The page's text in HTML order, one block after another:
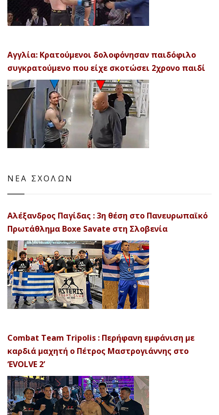
Αγγλία: Κρατούμενοι δολοφόνησαν παιδόφιλο
συγκρατούμενο που είχε σκοτώσει 2χρονο παιδί
ΝΕΑ ΣΧΟΛΩΝ
Αλέξανδρος Παγίδας : 3η θέση στο Πανευρωπαϊκό
Πρωτάθλημα Boxe Savate στη Σλοβενία
Combat Team Tripolis : Περήφανη εμφάνιση με
καρδιά μαχητή ο Πέτρος Μαστρογιάννης στο
‘EVOLVE 2’